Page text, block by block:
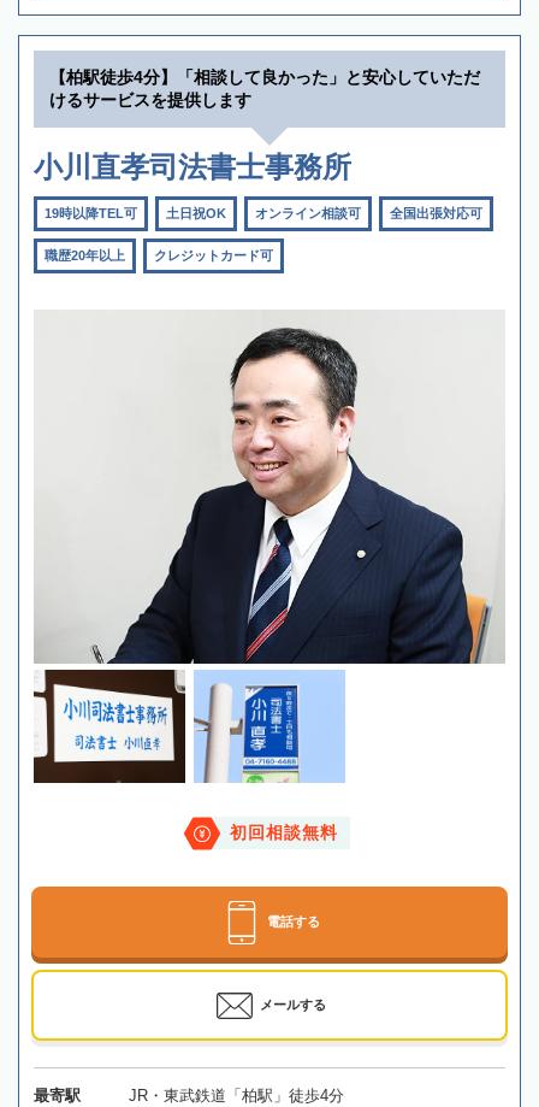
【柏駅徒歩4分】「相談して良かった」と安心していただ
けるサービスを提供します
小川直孝司法書士事務所
19時以降TEL可 土日祝OK オンライン相談可 全国出張対応可
職歴20年以上 クレジットカード可
初回相談無料
電話する
メールする
最寄駅 JR・東武鉄道「柏駅」徒歩4分